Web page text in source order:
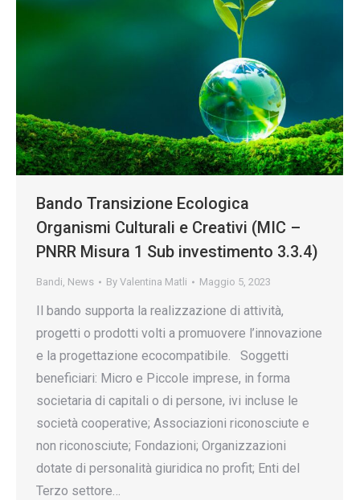
Bando Transizione Ecologica
Organismi Culturali e Creativi (MIC –
PNRR Misura 1 Sub investimento 3.3.4)
Bandi, News By Valentina Matli Maggio 5, 2023
Il bando supporta la realizzazione di attività,
progetti o prodotti volti a promuovere l’innovazione
e la progettazione ecocompatibile. Soggetti
beneficiari: Micro e Piccole imprese, in forma
societaria di capitali o di persone, ivi incluse le
società cooperative; Associazioni riconosciute e
non riconosciute; Fondazioni; Organizzazioni
dotate di personalità giuridica no profit; Enti del
Terzo settore…